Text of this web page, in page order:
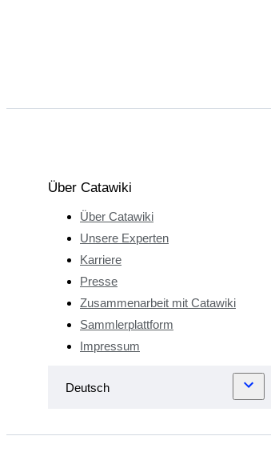
Über Catawiki
Über Catawiki
Unsere Experten
Karriere
Presse
Zusammenarbeit mit Catawiki
Sammlerplattform
Impressum